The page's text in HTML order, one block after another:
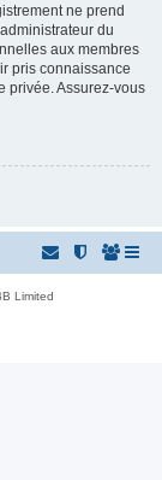
ne prend
du
aux membres
pris connaissance
privée. Assurez-vous
Limited